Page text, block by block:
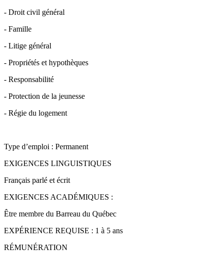
- Droit civil général
- Famille
- Litige général
- Propriétés et hypothèques
- Responsabilité
- Protection de la jeunesse
- Régie du logement
Type d’emploi : Permanent
EXIGENCES LINGUISTIQUES
Français parlé et écrit
EXIGENCES ACADÉMIQUES :
Être membre du Barreau du Québec
EXPÉRIENCE REQUISE : 1 à 5 ans
RÉMUNÉRATION